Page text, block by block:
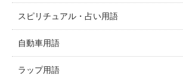
スピリチュアル・占い用語
自動車用語
ラップ用語